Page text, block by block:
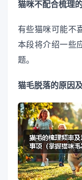
猫咪不配合梳理
有些猫咪可能不
本段将介绍一些
题。
猫毛脱落的原因